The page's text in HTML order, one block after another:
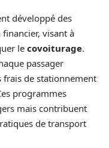
développé des
visant à
le covoiturage.
passager
frais de stationnement
programmes
mais contribuent
de transport